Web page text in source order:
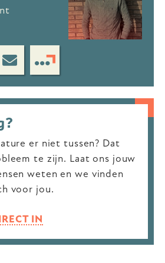
er niet tussen? Dat
te zijn. Laat ons jouw
weten en we vinden
voor jou.
IN